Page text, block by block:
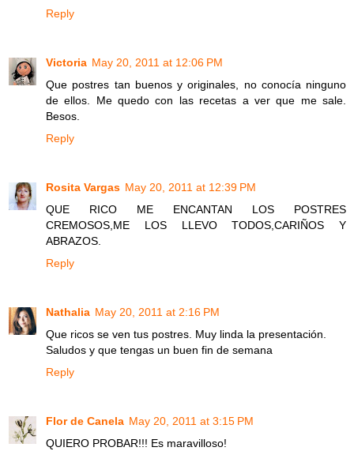
Reply
Victoria May 20, 2011 at 12:06 PM
Que postres tan buenos y originales, no conocía ninguno
de ellos. Me quedo con las recetas a ver que me sale.
Besos.
Reply
Rosita Vargas May 20, 2011 at 12:39 PM
QUE RICO ME ENCANTAN LOS POSTRES
CREMOSOS,ME LOS LLEVO TODOS,CARIÑOS Y
ABRAZOS.
Reply
Nathalia May 20, 2011 at 2:16 PM
Que ricos se ven tus postres. Muy linda la presentación.
Saludos y que tengas un buen fin de semana
Reply
Flor de Canela May 20, 2011 at 3:15 PM
QUIERO PROBAR!!! Es maravilloso!